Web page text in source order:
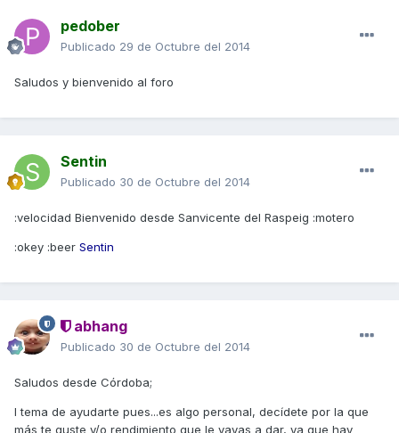
pedober
Publicado 29 de Octubre del 2014
Saludos y bienvenido al foro
Sentin
Publicado 30 de Octubre del 2014
:velocidad Bienvenido desde Sanvicente del Raspeig :motero
:okey :beer Sentin
abhang
Publicado 30 de Octubre del 2014
Saludos desde Córdoba;
l tema de ayudarte pues...es algo personal, decídete por la que
más te guste y/o rendimiento que le vayas a dar, ya que hay